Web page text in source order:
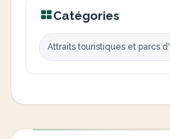
Catégories
Attraits touristiques et parcs